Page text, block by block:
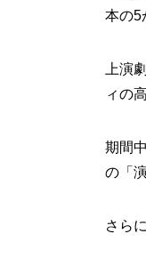
本の5
上演
ィの
期間
の「
さら